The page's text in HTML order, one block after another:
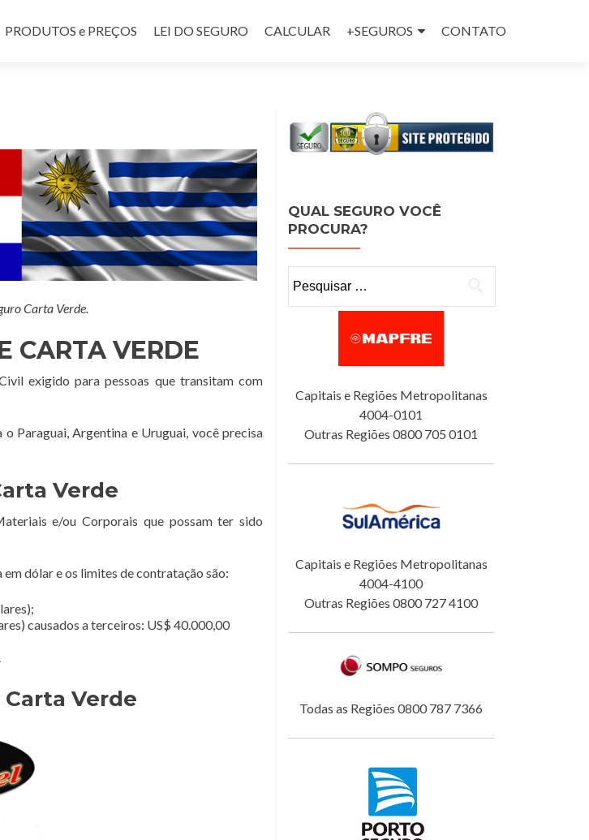
PRODUTOS e PREÇOS LEI DO SEGURO CALCULAR +SEGUROS CONTATO
Carta Verde.
CARTA VERDE
exigido para pessoas que transitam com
Paraguai, Argentina e Uruguai, você precisa
Verde
e/ou Corporais que possam ter sido
dólar e os limites de contratação são:
causados a terceiros: US$ 40.000,00
Verde
QUAL SEGURO VOCÊ
PROCURA?
Capitais e Regiões Metropolitanas
4004-0101
Outras Regiões 0800 705 0101
Capitais e Regiões Metropolitanas
4004-4100
Outras Regiões 0800 727 4100
Todas as Regiões 0800 787 7366